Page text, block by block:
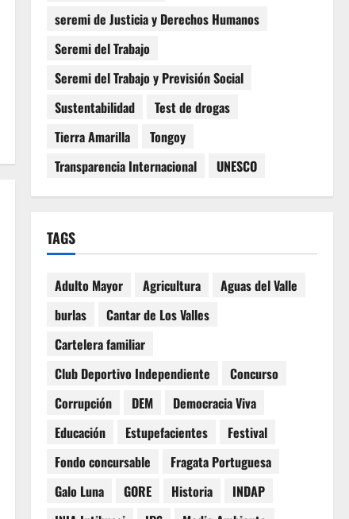
seremi de Justicia y Derechos Humanos
Seremi del Trabajo
Seremi del Trabajo y Previsión Social
Sustentabilidad
Test de drogas
Tierra Amarilla
Tongoy
Transparencia Internacional
UNESCO
TAGS
Adulto Mayor Agricultura
Aguas del Valle
burlas
Cantar de Los Valles
Cartelera familiar
Club Deportivo Independiente
Concurso
Corrupción
DEM
Democracia Viva
Educación
Estupefacientes
Festival
Fondo concursable
Fragata Portuguesa
Galo Luna
GORE Historia
INDAP